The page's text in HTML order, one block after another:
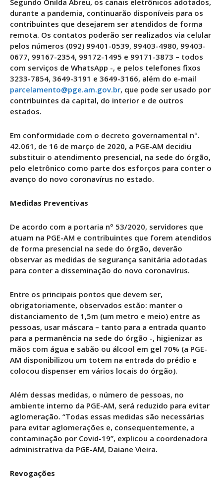
Segundo Onilda Abreu, os canais eletrônicos adotados,
durante a pandemia, continuarão disponíveis para os
contribuintes que desejarem ser atendidos de forma
remota. Os contatos poderão ser realizados via celular
pelos números (092) 99401-0539, 99403-4980, 99403-
0677, 99167-2354, 99172-1495 e 99171-3873 – todos
com serviços de WhatsApp -, e pelos telefones fixos
3233-7854, 3649-3191 e 3649-3166, além do e-mail
parcelamento@pge.am.gov.br, que pode ser usado por
contribuintes da capital, do interior e de outros
estados.
Em conformidade com o decreto governamental nº.
42.061, de 16 de março de 2020, a PGE-AM decidiu
substituir o atendimento presencial, na sede do órgão,
pelo eletrônico como parte dos esforços para conter o
avanço do novo coronavírus no estado.
Medidas Preventivas
De acordo com a portaria nº 53/2020, servidores que
atuam na PGE-AM e contribuintes que forem atendidos
de forma presencial na sede do órgão, deverão
observar as medidas de segurança sanitária adotadas
para conter a disseminação do novo coronavírus.
Entre os principais pontos que devem ser,
obrigatoriamente, observados estão: manter o
distanciamento de 1,5m (um metro e meio) entre as
pessoas, usar máscara – tanto para a entrada quanto
para a permanência na sede do órgão -, higienizar as
mãos com água e sabão ou álcool em gel 70% (a PGE-
AM disponibilizou um totem na entrada do prédio e
colocou dispenser em vários locais do órgão).
Além dessas medidas, o número de pessoas, no
ambiente interno da PGE-AM, será reduzido para evitar
aglomeração. “Todas essas medidas são necessárias
para evitar aglomerações e, consequentemente, a
contaminação por Covid-19”, explicou a coordenadora
administrativa da PGE-AM, Daiane Vieira.
Revogações